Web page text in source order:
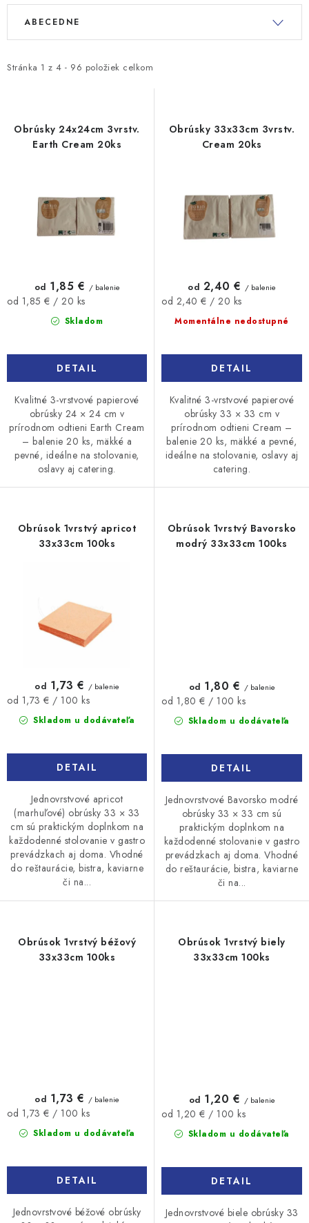
V
i
Stránka 1 z 4 - 96 položiek celkom
R
e
e
v
ABECEDNE
Obrúsky 24x24cm 3vrstv.
Earth Cream 20ks
Skladom
od 1,85 € / balenie
Jednotková
od 1,85 € / 20 ks
DETAIL
Kvalitné 3-vrstvové papierové
obrúsky 24 × 24 cm v
prírodnom odtieni Earth Cream
– balenie 20 ks, mäkké a
pevné, ideálne na stolovanie,
oslavy aj catering.
Obrúsky 33x33cm 3vrstv.
Cream 20ks
Momentálne nedostupné
od 2,40 € / balenie
Jednotková
cena:
od 2,40 € / 20 ks
DETAIL
Kvalitné 3-vrstvové papierové
obrúsky 33 × 33 cm v
prírodnom odtieni Cream –
balenie 20 ks, mäkké a pevné,
ideálne na stolovanie, oslavy aj
catering.
Obrúsok 1vrstvý apricot
33x33cm 100ks
Skladom u dodávateľa
od 1,73 € / balenie
Jednotková
cena:
od 1,73 € / 100 ks
DETAIL
Jednovrstvové apricot
(marhuľové) obrúsky 33 × 33
cm sú praktickým doplnkom na
každodenné stolovanie v gastro
prevádzkach aj doma. Vhodné
do reštaurácie, bistra, kaviarne
či na...
Obrúsok 1vrstvý Bavorsko
modrý 33x33cm 100ks
Skladom u dodávateľa
od 1,80 € / balenie
Jednotková
cena:
od 1,80 € / 100 ks
DETAIL
Jednovrstvové Bavorsko modré
obrúsky 33 × 33 cm sú
praktickým doplnkom na
každodenné stolovanie v gastro
prevádzkach aj doma. Vhodné
do reštaurácie, bistra, kaviarne
či na...
Obrúsok 1vrstvý béžový
33x33cm 100ks
Skladom u dodávateľa
od 1,73 € / balenie
Jednotková
cena:
od 1,73 € / 100 ks
DETAIL
Jednovrstvové béžové obrúsky
Obrúsok 1vrstvý biely
33x33cm 100ks
Skladom u dodávateľa
od 1,20 € / balenie
Jednotková
cena:
od 1,20 € / 100 ks
DETAIL
Jednovrstvové biele obrúsky 33